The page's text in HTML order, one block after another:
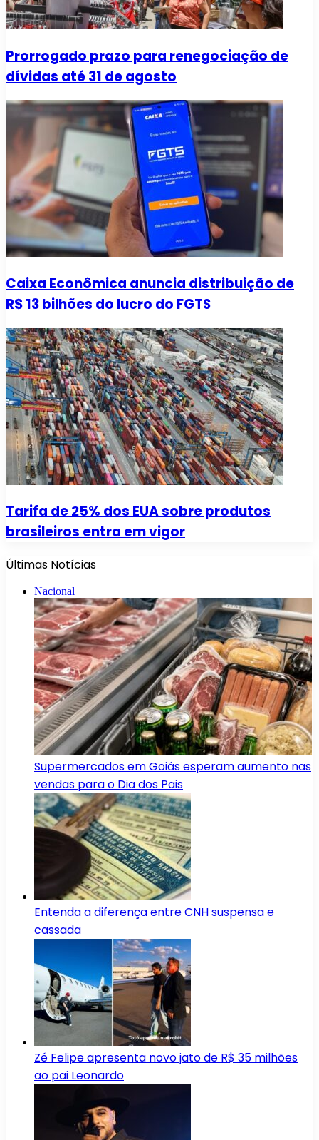
Prorrogado prazo para renegociação de
dívidas até 31 de agosto
Caixa Econômica anuncia distribuição de
R$ 13 bilhões do lucro do FGTS
Tarifa de 25% dos EUA sobre produtos
brasileiros entra em vigor
Últimas Notícias
Nacional
Supermercados em Goiás esperam aumento nas
vendas para o Dia dos Pais
Entenda a diferença entre CNH suspensa e
cassada
Zé Felipe apresenta novo jato de R$ 35 milhões
ao pai Leonardo